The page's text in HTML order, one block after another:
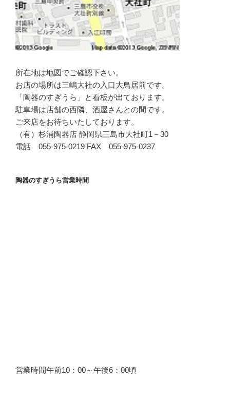
所在地は地図でご確認下さい。
お店の場所は三嶋大社の入口大鳥居前です。
「陶器のすぎうら」と看板が出ております。
駐車場は店舗の西隣、酒屋さんとの間です。
ご来店をお待ちいたしております。
（有）杉浦陶器店 静岡県三島市大社町1－30
電話 055-975-0219 FAX 055-975-0237
陶器のすぎうら営業時間
営業時間午前10：00～午後6：00頃